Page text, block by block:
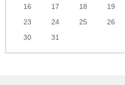
16
17 18 19
23
24 25 26
30
31